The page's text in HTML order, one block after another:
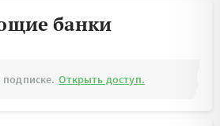
банки
Открыть доступ.